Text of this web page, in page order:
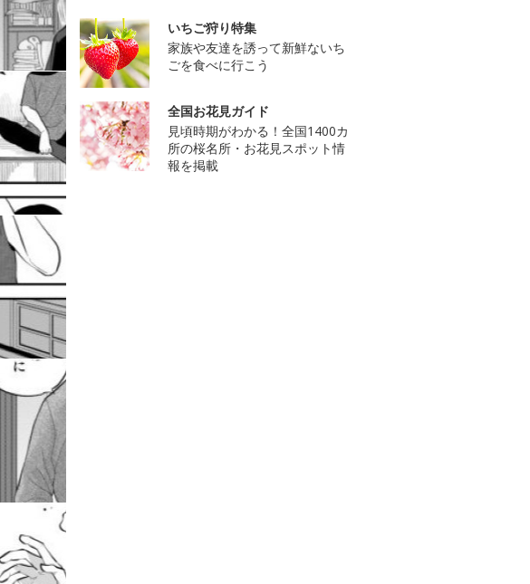
いちご狩り特集
家族や友達を誘って新鮮ないち
ごを食べに行こう
全国お花見ガイド
見頃時期がわかる！全国1400カ
所の桜名所・お花見スポット情
報を掲載